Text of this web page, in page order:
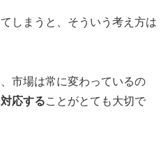
しまうと、そういう考え方は
市場は常に変わっているの
応することがとても大切で